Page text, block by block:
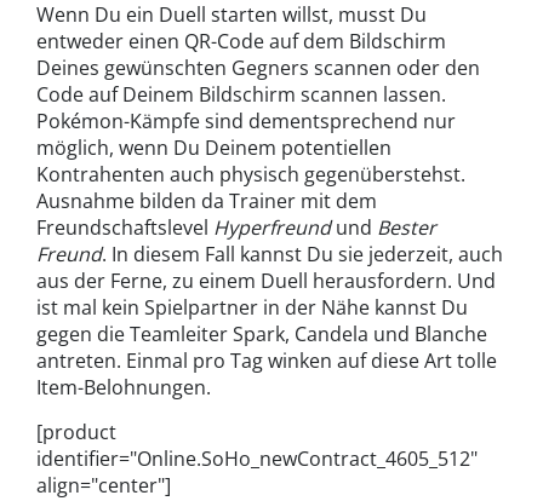
Wenn Du ein Duell starten willst, musst Du
entweder einen QR-Code auf dem Bildschirm
Deines gewünschten Gegners scannen oder den
Code auf Deinem Bildschirm scannen lassen.
Pokémon-Kämpfe sind dementsprechend nur
möglich, wenn Du Deinem potentiellen
Kontrahenten auch physisch gegenüberstehst.
Ausnahme bilden da Trainer mit dem
Freundschaftslevel Hyperfreundund Bester
Freund. In diesem Fall kannst Du sie jederzeit, auch
aus der Ferne, zu einem Duell herausfordern. Und
ist mal kein Spielpartner in der Nähe kannst Du
gegen die Teamleiter Spark, Candela und Blanche
antreten. Einmal pro Tag winken auf diese Art tolle
Item-Belohnungen.
[product
identifier="Online.SoHo_newContract_4605_512"
align="center"]